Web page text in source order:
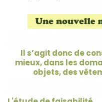
Il s’agit donc de
mieux, dans les
objets, des